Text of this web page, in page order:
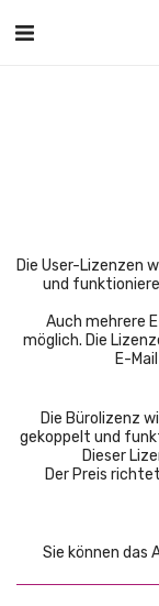
Die User-Lizenzen
und
Auch mehrere
möglich. Die
E-
Die Bürolizenz
gekoppelt und
Dieser
Der Preis
Sie können das